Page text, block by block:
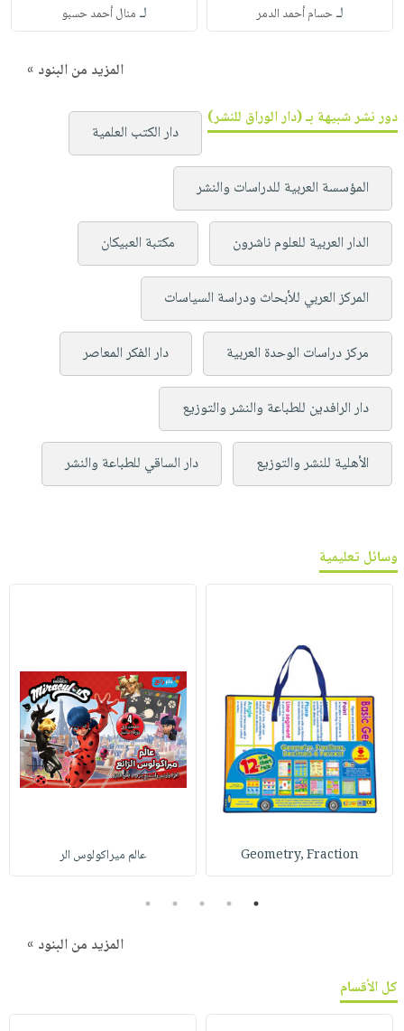
لـحسام أحمد الدمر لـ منال أحمد حسبو
المزيد من البنود »
دور نشر شبيهة بـ (دار الوراق للنشر)
دار الكتب العلمية
المؤسسة العربية للدراسات والنشر
الدار العربية للعلوم ناشرون مكتبة العبيكان
المركز العربي للأبحاث ودراسة السياسات
مركز دراسات الوحدة العربية دار الفكر المعاصر
دار الرافدين للطباعة والنشر والتوزيع
الأهلية للنشر والتوزيع دار الساقي للطباعة والنشر
وسائل تعليمية
Geometry, Fraction عالم ميراكولوس الر
1
2
3
4
5
المزيد من البنود »
كل الأقسام